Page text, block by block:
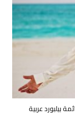
بيلبورد عربية